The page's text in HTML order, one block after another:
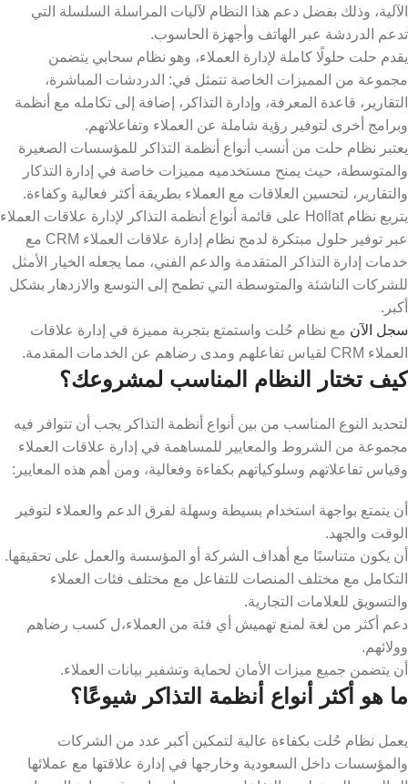
الآلية، وذلك بفضل دعم هذا النظام لآليات المراسلة السلسلة التي
تدعم الدردشة عبر الهاتف وأجهزة الحاسوب.
يقدم حلت حلولًا كاملة لإدارة العملاء، وهو نظام سحابي يتضمن
مجموعة من المميزات الخاصة تتمثل في: الدردشات المباشرة،
التقارير، قاعدة المعرفة، وإدارة التذاكر، إضافة إلى تكامله مع أنظمة
وبرامج أخرى لتوفير رؤية شاملة عن العملاء وتفاعلاتهم.
يعتبر نظام حلت من أنسب أنواع أنظمة التذاكر للمؤسسات الصغيرة
والمتوسطة، حيث يمنح مستخدميه مميزات خاصة في إدارة التذكار
والتقارير، لتحسين العلاقات مع العملاء بطريقة أكثر فعالية وكفاءة.
يتربع نظام Hollat على قائمة أنواع أنظمة التذاكر لإدارة علاقات العملاء
عبر توفير حلول مبتكرة لدمج نظام إدارة علاقات العملاء CRM مع
خدمات إدارة التذاكر المتقدمة والدعم الفني، مما يجعله الخيار الأمثل
للشركات الناشئة والمتوسطة التي تطمح إلى التوسع والازدهار بشكل
أكبر.
سجل الآن مع نظام حُلت واستمتع بتجربة مميزة في إدارة علاقات
العملاء CRM لقياس تفاعلهم ومدى رضاهم عن الخدمات المقدمة.
كيف تختار النظام المناسب لمشروعك؟
لتحديد النوع المناسب من بين أنواع أنظمة التذاكر يجب أن تتوافر فيه
مجموعة من الشروط والمعايير للمساهمة في إدارة علاقات العملاء
وقياس تفاعلاتهم وسلوكياتهم بكفاءة وفعالية، ومن أهم هذه المعايير:
أن يتمتع بواجهة استخدام بسيطة وسهلة لفرق الدعم والعملاء لتوفير
الوقت والجهد.
أن يكون متناسبًا مع أهداف الشركة أو المؤسسة والعمل على تحقيقها.
التكامل مع مختلف المنصات للتفاعل مع مختلف فئات العملاء
والتسويق للعلامات التجارية.
دعم أكثر من لغة لمنع تهميش أي فئة من العملاء،ل كسب رضاهم
وولائهم.
أن يتضمن جميع ميزات الأمان لحماية وتشفير بيانات العملاء.
ما هو أكثر أنواع أنظمة التذاكر شيوعًا؟
يعمل نظام حُلت بكفاءة عالية لتمكين أكبر عدد من الشركات
والمؤسسات داخل السعودية وخارجها في إدارة علاقتها مع عملائها